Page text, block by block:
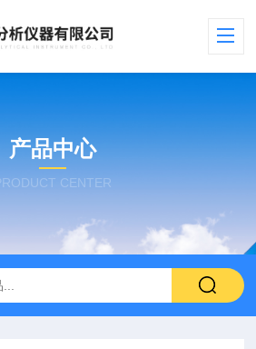
产品中心
CENTER